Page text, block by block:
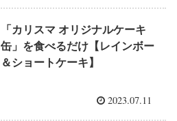
「カリスマ オリジナルケーキ
缶」を食べるだけ【レインボー
＆ショートケーキ】
2023.07.11